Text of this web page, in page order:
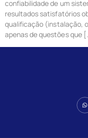
confiabilidade de um
resultados satisfatórios
qualificação (instalação,
apenas de questões que